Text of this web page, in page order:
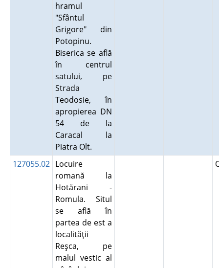
hramul
"Sfântul
Grigore" din
Potopinu.
Biserica se află
în centrul
satului, pe
Strada
Teodosie, în
apropierea DN
54 de la
Caracal la
Piatra Olt.
127055.02 Locuire
romană la
Hotărani -
Romula. Situl
se află în
partea de est a
localităţii
Reşca, pe
malul vestic al